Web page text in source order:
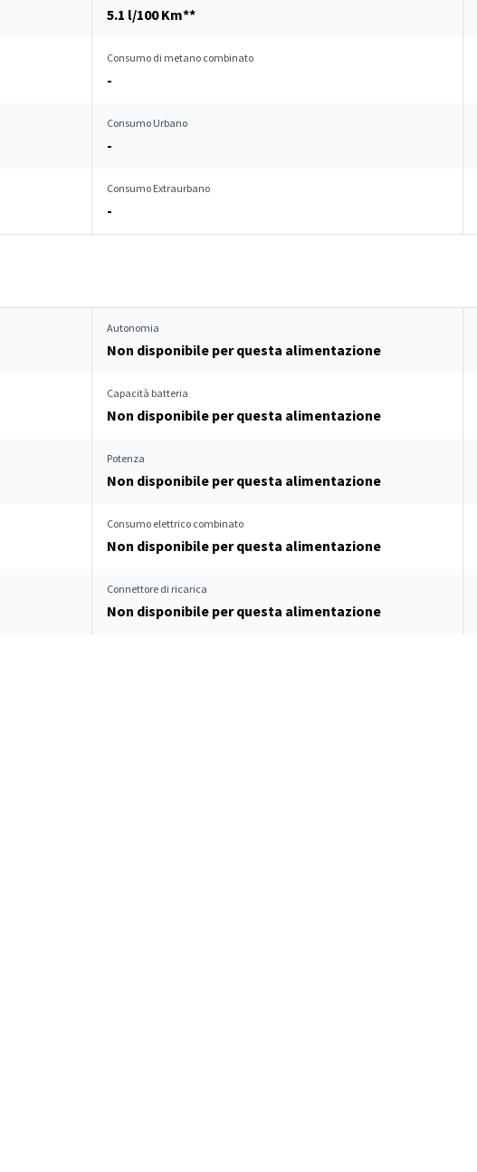
5.1 l/100 Km**
Consumo di metano combinato
-
Consumo Urbano
-
Consumo Extraurbano
-
Autonomia
Non disponibile per questa alimentazione
Capacità batteria
Non disponibile per questa alimentazione
Potenza
Non disponibile per questa alimentazione
Consumo elettrico combinato
Non disponibile per questa alimentazione
Connettore di ricarica
Non disponibile per questa alimentazione